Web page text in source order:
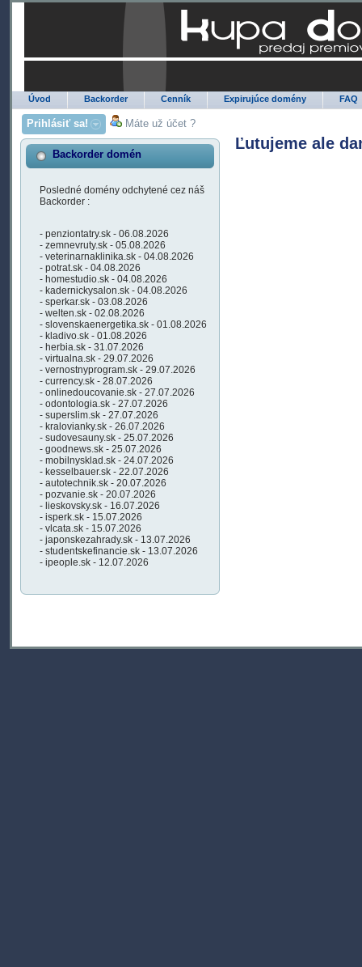
Úvod Backorder Cenník Expirujúce domény FAQ
Prihlásiť sa! Máte už účet ?
Backorder domén
Posledné domény odchytené cez náš
Backorder :
- penziontatry.sk - 06.08.2026
- zemnevruty.sk - 05.08.2026
- veterinarnaklinika.sk - 04.08.2026
- potrat.sk - 04.08.2026
- homestudio.sk - 04.08.2026
- kadernickysalon.sk - 04.08.2026
- sperkar.sk - 03.08.2026
- welten.sk - 02.08.2026
- slovenskaenergetika.sk - 01.08.2026
- kladivo.sk - 01.08.2026
- herbia.sk - 31.07.2026
- virtualna.sk - 29.07.2026
- vernostnyprogram.sk - 29.07.2026
- currency.sk - 28.07.2026
- onlinedoucovanie.sk - 27.07.2026
- odontologia.sk - 27.07.2026
- superslim.sk - 27.07.2026
- kralovianky.sk - 26.07.2026
- sudovesauny.sk - 25.07.2026
- goodnews.sk - 25.07.2026
- mobilnysklad.sk - 24.07.2026
- kesselbauer.sk - 22.07.2026
- autotechnik.sk - 20.07.2026
- pozvanie.sk - 20.07.2026
- lieskovsky.sk - 16.07.2026
- isperk.sk - 15.07.2026
- vlcata.sk - 15.07.2026
- japonskezahrady.sk - 13.07.2026
- studentskefinancie.sk - 13.07.2026
- ipeople.sk - 12.07.2026
Ľutujeme ale